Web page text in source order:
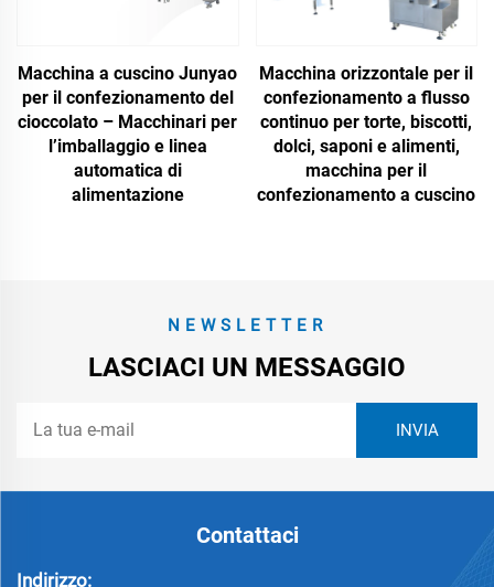
Macchina a cuscino Junyao
per il confezionamento del
cioccolato – Macchinari per
l’imballaggio e linea
automatica di
alimentazione
Macchina orizzontale per il
confezionamento a flusso
continuo per torte, biscotti,
dolci, saponi e alimenti,
macchina per il
confezionamento a cuscino
NEWSLETTER
LASCIACI UN MESSAGGIO
Contattaci
Indirizzo: